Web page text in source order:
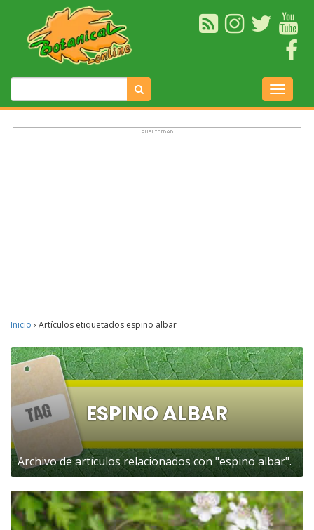
Inicio › Artículos etiquetados espino albar
ESPINO ALBAR
Archivo de artículos relacionados con "espino albar".